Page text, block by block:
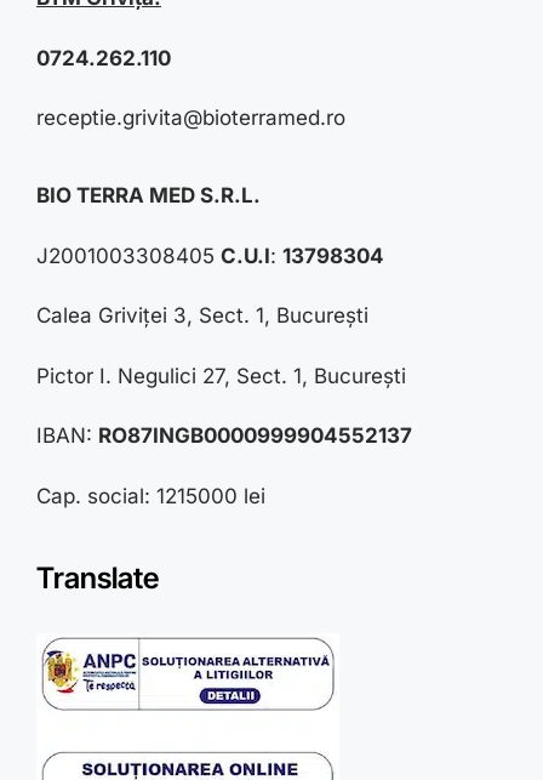
0724.262.110
receptie.grivita@bioterramed.ro
BIO TERRA MED S.R.L.
J2001003308405 C.U.I: 13798304
Calea Griviței 3, Sect. 1, București
Pictor I. Negulici 27, Sect. 1, București
IBAN: RO87INGB0000999904552137
Cap. social: 1215000 lei
Translate